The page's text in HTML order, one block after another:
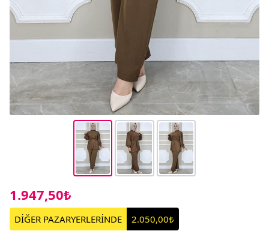
1.947,50₺
DİĞER PAZARYERLERİNDE 2.050,00₺